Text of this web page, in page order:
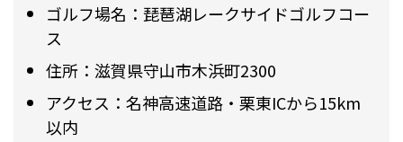
ゴルフ場名：琵琶湖レークサイドゴルフコー
ス
住所：滋賀県守山市木浜町2300
アクセス：名神高速道路・栗東ICから15km
以内